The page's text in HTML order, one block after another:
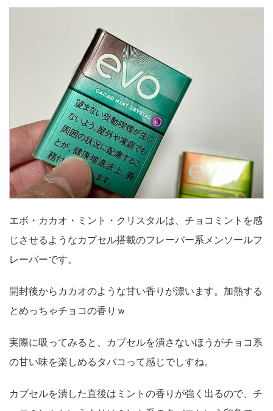
エボ・カカオ・ミント・クリスタルは、チョコミントを感
じさせるようなカプセル搭載のフレーバー系メンソールフ
レーバーです。
開封後からカカオのような甘い香りが漂います。加熱する
とめっちゃチョコの香りｗ
実際に吸ってみると、カプセルを潰さないほうがチョコ系
の甘い味を楽しめるタバコって感じでしすね。
カプセルを潰した直後はミントの香りが強く出るので、チ